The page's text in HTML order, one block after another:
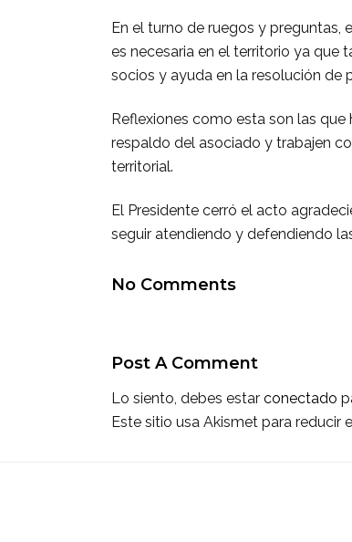
En el turno de ruegos y preguntas,
es necesaria en el territorio ya que
socios y ayuda en la resolución de
Reflexiones como esta son las
respaldo del asociado y trabajen
territorial.
El Presidente cerró el acto
seguir atendiendo y defendiendo
No Comments
Post A Comment
Lo siento, debes estar conectado
Este sitio usa Akismet para reducir